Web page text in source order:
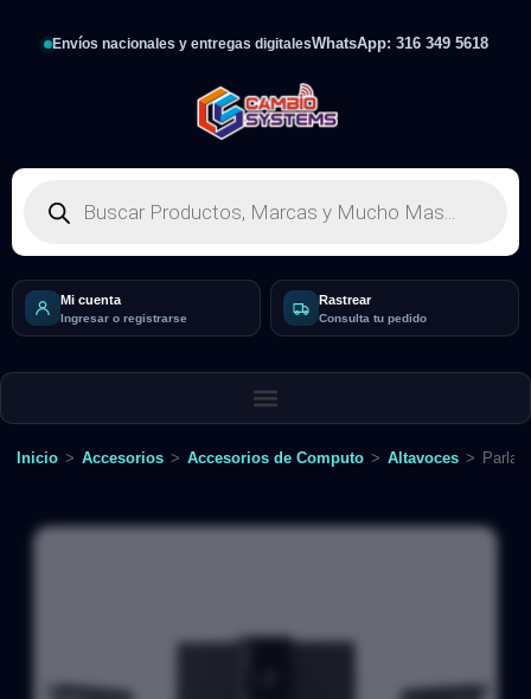
Envíos nacionales y entregas digitalesWhatsApp: 316 349 5618
Mi cuenta
Ingresar o registrarse
Rastrear
Consulta tu pedido
Inicio > Accesorios > Accesorios de Computo > Altavoces >